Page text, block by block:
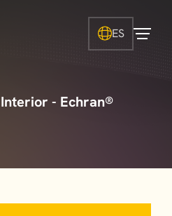
ES
- Echran®